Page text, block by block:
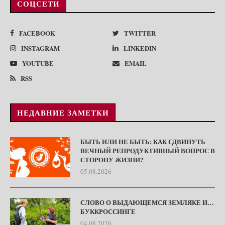
СОЦСЕТИ
FACEBOOK
TWITTER
INSTAGRAM
LINKEDIN
YOUTUBE
EMAIL
RSS
НЕДАВНИЕ ЗАМЕТКИ
БЫТЬ ИЛИ НЕ БЫТЬ: КАК СДВИНУТЬ
ВЕЧНЫЙ РЕПРОДУКТИВНЫЙ ВОПРОС В
СТОРОНУ ЖИЗНИ?
05.08.2026
СЛОВО О ВЫДАЮЩЕМСЯ ЗЕМЛЯКЕ И…
БУККРОССИНГЕ
04.08.2026